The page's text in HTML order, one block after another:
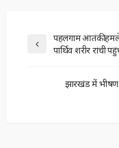
पहलगाम आतंकी
पार्थिव शरीर रांची
झारखंड में भीषण